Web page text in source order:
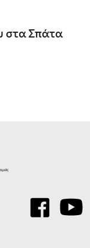
στα Σπάτα